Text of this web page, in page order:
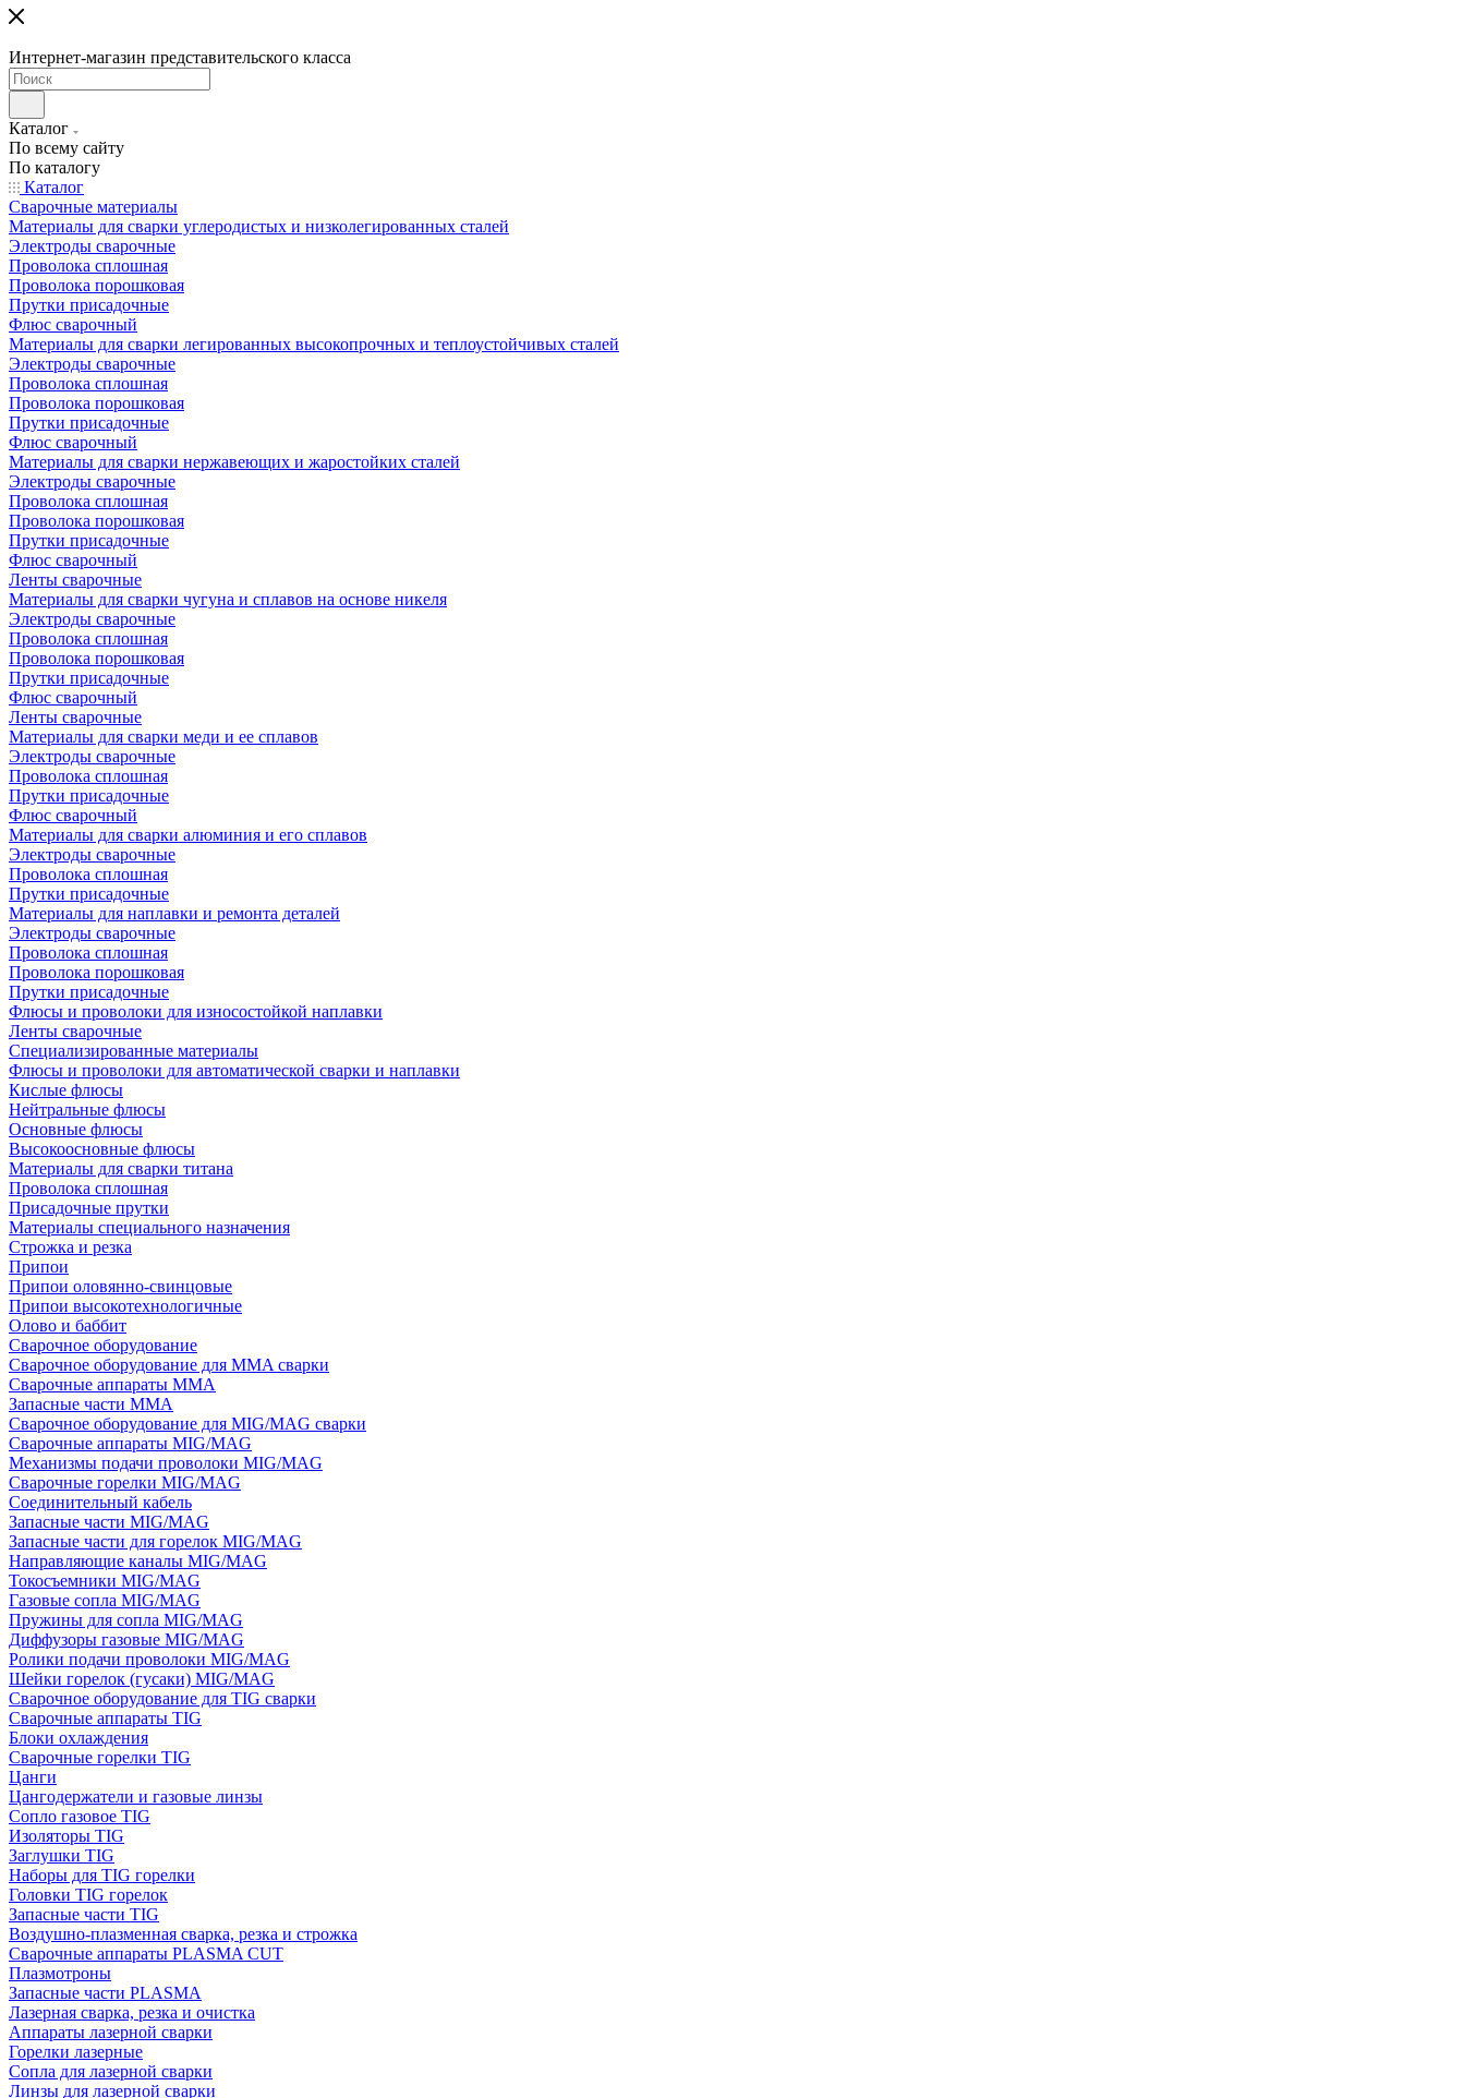
Интернет-магазин представительского класса
Каталог
По всему сайту
По каталогу
Каталог
Сварочные материалы
Материалы для сварки углеродистых и низколегированных сталей
Электроды сварочные
Проволока сплошная
Проволока порошковая
Прутки присадочные
Флюс сварочный
Материалы для сварки легированных высокопрочных и теплоустойчивых сталей
Электроды сварочные
Проволока сплошная
Проволока порошковая
Прутки присадочные
Флюс сварочный
Материалы для сварки нержавеющих и жаростойких сталей
Электроды сварочные
Проволока сплошная
Проволока порошковая
Прутки присадочные
Флюс сварочный
Ленты сварочные
Материалы для сварки чугуна и сплавов на основе никеля
Электроды сварочные
Проволока сплошная
Проволока порошковая
Прутки присадочные
Флюс сварочный
Ленты сварочные
Материалы для сварки меди и ее сплавов
Электроды сварочные
Проволока сплошная
Прутки присадочные
Флюс сварочный
Материалы для сварки алюминия и его сплавов
Электроды сварочные
Проволока сплошная
Прутки присадочные
Материалы для наплавки и ремонта деталей
Электроды сварочные
Проволока сплошная
Проволока порошковая
Прутки присадочные
Флюсы и проволоки для износостойкой наплавки
Ленты сварочные
Специализированные материалы
Флюсы и проволоки для автоматической сварки и наплавки
Кислые флюсы
Нейтральные флюсы
Основные флюсы
Высокоосновные флюсы
Материалы для сварки титана
Проволока сплошная
Присадочные прутки
Материалы специального назначения
Строжка и резка
Припои
Припои оловянно-свинцовые
Припои высокотехнологичные
Олово и баббит
Сварочное оборудование
Сварочное оборудование для MMA сварки
Сварочные аппараты MMA
Запасные части MMA
Сварочное оборудование для MIG/MAG сварки
Сварочные аппараты MIG/MAG
Механизмы подачи проволоки MIG/MAG
Сварочные горелки MIG/MAG
Соединительный кабель
Запасные части MIG/MAG
Запасные части для горелок MIG/MAG
Направляющие каналы MIG/MAG
Токосъемники MIG/MAG
Газовые сопла MIG/MAG
Пружины для сопла MIG/MAG
Диффузоры газовые MIG/MAG
Ролики подачи проволоки MIG/MAG
Шейки горелок (гусаки) MIG/MAG
Сварочное оборудование для TIG сварки
Сварочные аппараты TIG
Блоки охлаждения
Сварочные горелки TIG
Цанги
Цангодержатели и газовые линзы
Сопло газовое TIG
Изоляторы TIG
Заглушки TIG
Наборы для TIG горелки
Головки TIG горелок
Запасные части TIG
Воздушно-плазменная сварка, резка и строжка
Сварочные аппараты PLASMA CUT
Плазмотроны
Запасные части PLASMA
Лазерная сварка, резка и очистка
Аппараты лазерной сварки
Горелки лазерные
Сопла для лазерной сварки
Линзы для лазерной сварки